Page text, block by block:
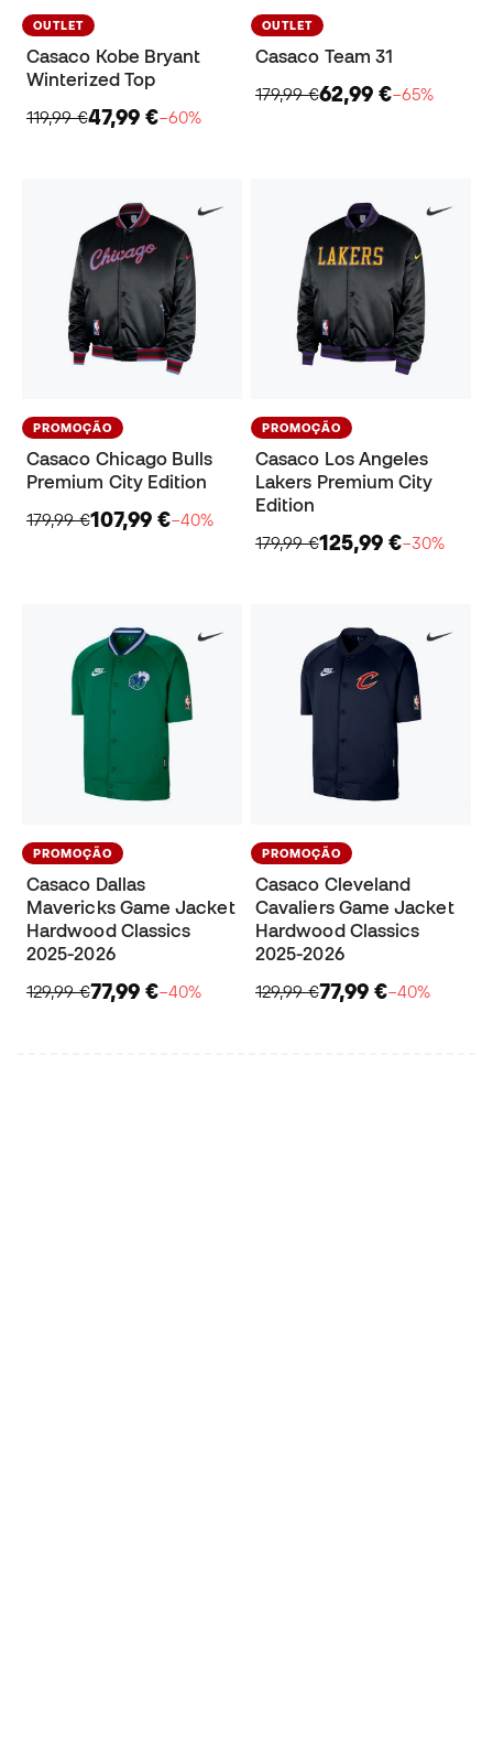
OUTLET
Casaco Kobe Bryant
Winterized Top
119,99 €47,99 €−60%
OUTLET
Casaco Team 31
179,99 €62,99 €−65%
PROMOÇÃO
Casaco Chicago Bulls
Premium City Edition
179,99 €107,99 €−40%
PROMOÇÃO
Casaco Los Angeles
Lakers Premium City
Edition
179,99 €125,99 €−30%
PROMOÇÃO
Casaco Dallas
Mavericks Game Jacket
Hardwood Classics
2025-2026
129,99 €77,99 €−40%
PROMOÇÃO
Casaco Cleveland
Cavaliers Game Jacket
Hardwood Classics
2025-2026
129,99 €77,99 €−40%